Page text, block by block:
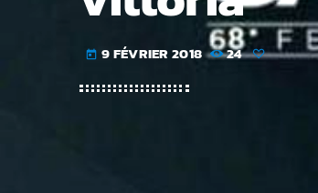
today 9 FÉVRIER 2018 24